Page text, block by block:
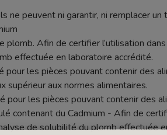
ne peuvent ni garantir, ni remplacer
plomb. Afin de certifier l’utilisation
effectuée en laboratoire accrédité.
pour les pièces pouvant contenir des
supérieur aux normes alimentaires.
pour les pièces pouvant contenir des
contenant du Cadmium - Afin de
de solubilité du plomb effectuée